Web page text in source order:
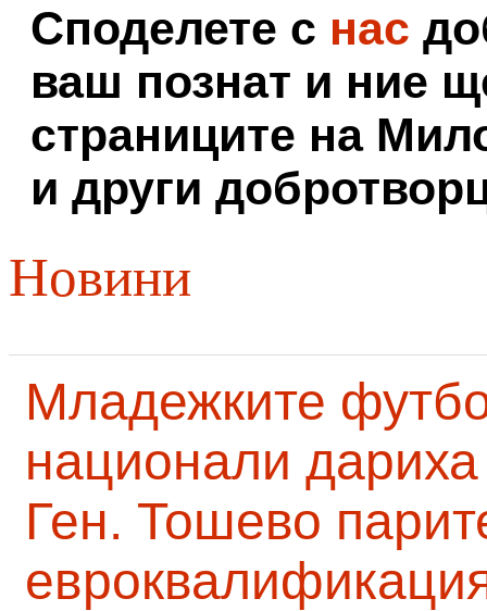
Споделете с нас
ваш познат и ние
страниците на
и други
Новини
Младежките
национали
Ген. Тошево